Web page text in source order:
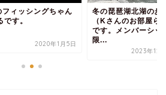
フィッシングちゃん
です。
2020年1月5日
冬の琵琶湖北湖の歩
（Kさんのお部屋ら
です。メンバーシッ
限...
2023年12